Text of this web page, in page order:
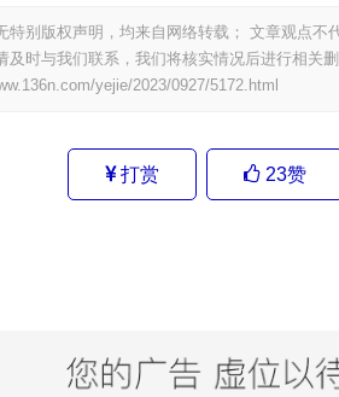
特别版权声明，均来自网络转载； 文章观点不
及时与我们联系，我们将核实情况后进行相关
yejie/2023/0927/5172.html
打赏 23赞